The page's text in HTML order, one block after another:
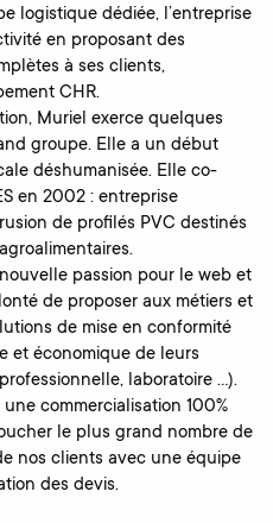
logistique dédiée, l’entreprise
en proposant des
à ses clients,
CHR.
Muriel exerce quelques
groupe. Elle a un début
déshumanisée. Elle co-
en 2002 : entreprise
de profilés PVC destinés
passion pour le web et
de proposer aux métiers et
de mise en conformité
et économique de leurs
laboratoire …).
commercialisation 100%
le plus grand nombre de
nos clients avec une équipe
des devis.